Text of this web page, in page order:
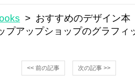
> おすすめのデザイン本
プアップショップのグラフィ
<< 前の記事 次の記事 >>